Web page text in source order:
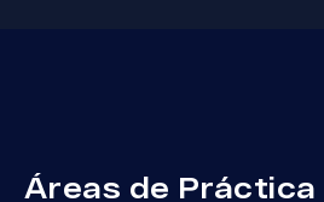
Áreas de Práctica